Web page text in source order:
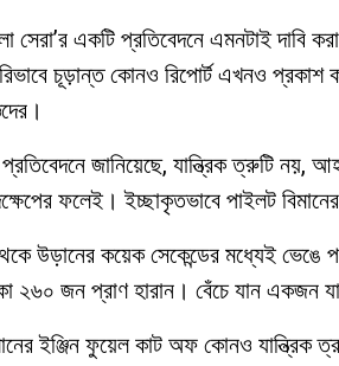
সেরা’র একটি প্রতিবেদনে এমনটাই দাবি
চূড়ান্ত কোনও রিপোর্ট এখনও
জানিয়েছে, যান্ত্রিক ত্রুটি নয়,
ফলেই। ইচ্ছাকৃতভাবে পাইলট
উড়ানের কয়েক সেকেন্ডের মধ্যেই ভেঙে
২৬০ জন প্রাণ হারান। বেঁচে যান একজন
ইঞ্জিন ফুয়েল কাট অফ কোনও যান্ত্রিক